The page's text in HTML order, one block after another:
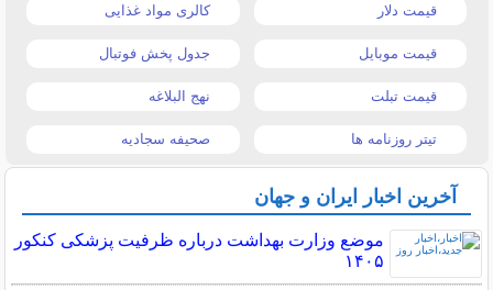
قیمت دلار کالری مواد غذایی
قیمت موبایل جدول پخش فوتبال
قیمت تبلت نهج البلاغه
تیتر روزنامه ها صحیفه سجادیه
آخرین اخبار ایران و جهان
موضع وزارت بهداشت درباره ظرفیت پزشکی کنکور
۱۴۰۵